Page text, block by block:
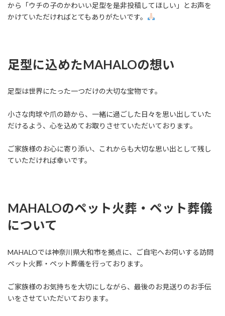
から「ウチの子のかわいい足型を是非投稿してほしい」とお声を
かけていただければとてもありがたいです。
足型に込めたMAHALOの想い
足型は世界にたった一つだけの大切な宝物です。
小さな肉球や爪の跡から、一緒に過ごした日々を思い出していた
だけるよう、心を込めてお取りさせていただいております。
ご家族様のお心に寄り添い、これからも大切な思い出として残し
ていただければ幸いです。
MAHALOのペット火葬・ペット葬儀
について
MAHALOでは神奈川県大和市を拠点に、ご自宅へお伺いする訪問
ペット火葬・ペット葬儀を行っております。
ご家族様のお気持ちを大切にしながら、最後のお見送りのお手伝
いをさせていただいております。